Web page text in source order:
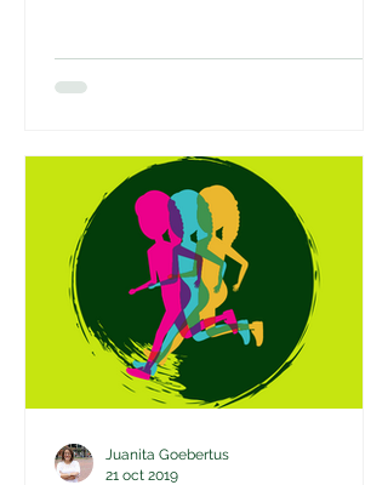
Juanita Goebertus
21 oct 2019